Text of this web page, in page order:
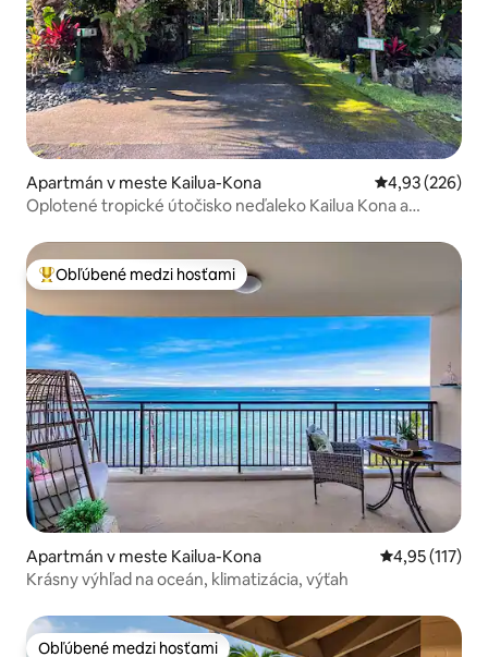
Apartmán v meste Kailua-Kona Priemerné
4,93 (226)
Oplotené tropické útočisko neďaleko Kailua Kona a
Najobľúbenejšie medzi hosťami
Obľúbené medzi hosťami
Apartmán v meste Kailua-Kona Priemerné
4,95 (117)
Krásny výhľad na oceán, klimatizácia, výťah
Obľúbené medzi hosťami